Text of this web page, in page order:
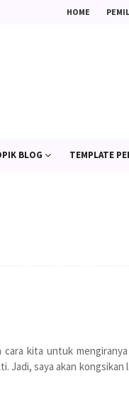
HOME
BLOG TEMPLATE
kita untuk
saya akan kongsikan